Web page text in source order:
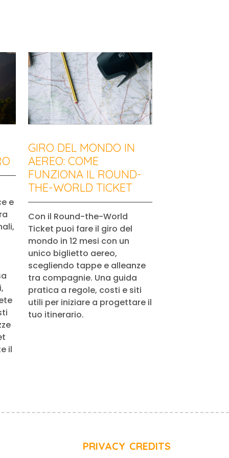
e
il
GIRO DEL MONDO IN
AEREO: COME
FUNZIONA IL ROUND-
THE-WORLD TICKET
Con il Round-the-World
Ticket puoi fare il giro del
mondo in 12 mesi con un
unico biglietto aereo,
scegliendo tappe e alleanze
tra compagnie. Una guida
pratica a regole, costi e siti
utili per iniziare a progettare il
tuo itinerario.
PRIVACY CREDITS